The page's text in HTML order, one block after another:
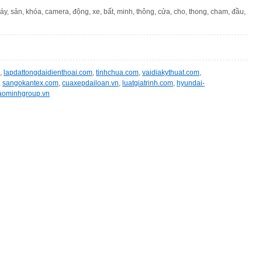
sản, khóa, camera, động, xe, bất, minh, thông, cửa, cho, thong, cham, đầu,
, lapdattongdaidienthoai.com, tinhchua.com, vaidiakythuat.com,
sangokantex.com, cuaxepdailoan.vn, luatgiatrinh.com, hyundai-